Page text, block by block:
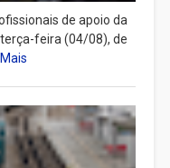
de apoio da
feira (04/08), de